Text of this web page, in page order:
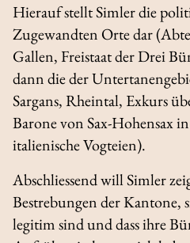
Hierauf stellt Simler die
Zugewandten Orte dar
Gallen, Freistaat der Drei
dann die der
Sargans, Rheintal, Exkurs
Barone von Sax-Hohensax
italienische Vogteien).
Abschliessend will Simler
Bestrebungen der Kantone,
legitim sind und dass ihre